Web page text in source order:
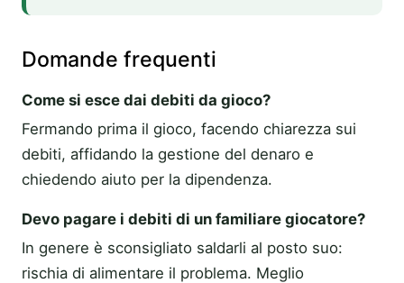
Domande frequenti
Come si esce dai debiti da gioco?
Fermando prima il gioco, facendo chiarezza sui
debiti, affidando la gestione del denaro e
chiedendo aiuto per la dipendenza.
Devo pagare i debiti di un familiare giocatore?
In genere è sconsigliato saldarli al posto suo:
rischia di alimentare il problema. Meglio